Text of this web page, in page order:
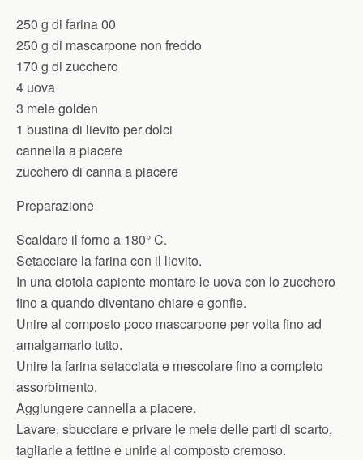
250 g di farina 00
250 g di mascarpone non freddo
170 g di zucchero
4 uova
3 mele golden
1 bustina di lievito per dolci
cannella a piacere
zucchero di canna a piacere
Preparazione
Scaldare il forno a 180° C.
Setacciare la farina con il lievito.
In una ciotola capiente montare le uova con lo zucchero
fino a quando diventano chiare e gonfie.
Unire al composto poco mascarpone per volta fino ad
amalgamarlo tutto.
Unire la farina setacciata e mescolare fino a completo
assorbimento.
Aggiungere cannella a piacere.
Lavare, sbucciare e privare le mele delle parti di scarto,
tagliarle a fettine e unirle al composto cremoso.